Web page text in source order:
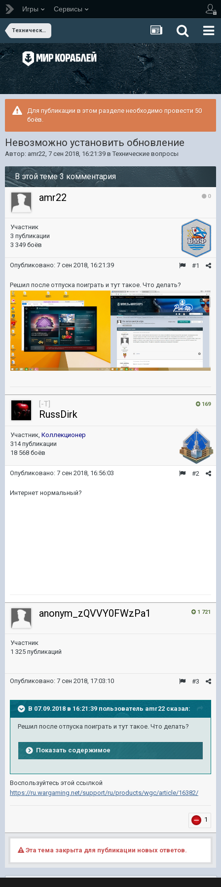
Игры Сервисы
Технические вопросы
Для публикации в этом разделе необходимо провести 50
боёв.
Невозможно установить обновление
Автор: amr22, 7 сен 2018, 16:21:39 в Технические вопросы
В этой теме 3 комментария
0
amr22
Участник
3 публикации
3 349 боёв
#1
Опубликовано: 7 сен 2018, 16:21:39
Решил после отпуска поиграть и тут такое. Что делать?
169
[-T]
RussDirk
Участник, Коллекционер
314 публикации
18 568 боёв
#2
Опубликовано: 7 сен 2018, 16:56:03
Интернет нормальный?
1 721
anonym_zQVVY0FWzPa1
Участник
1 325 публикаций
#3
Опубликовано: 7 сен 2018, 17:03:10
В 07.09.2018 в 16:21:39 пользователь amr22 сказал:
Решил после отпуска поиграть и тут такое. Что делать?
Показать содержимое
Воспользуйтесь этой ссылкой
https://ru.wargaming.net/support/ru/products/wgc/article/16382/
1
Эта тема закрыта для публикации новых ответов.